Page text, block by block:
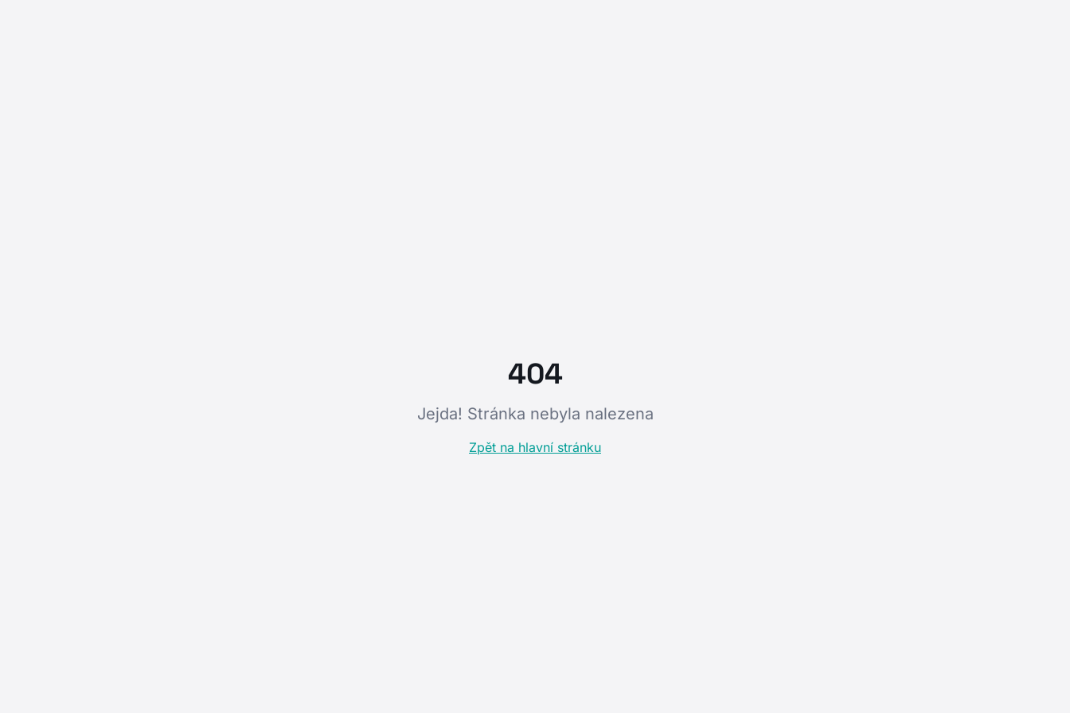
404
Jejda! Stránka nebyla nalezena
Zpět na hlavní stránku